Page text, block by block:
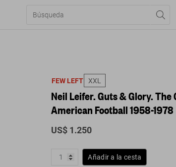
FEW LEFT XXL
Neil Leifer. Guts & Glory. The
American Football 1958-1978
US$ 1.250
Añadir a la cesta